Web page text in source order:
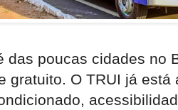
das poucas cidades no
gratuito. O TRUI já